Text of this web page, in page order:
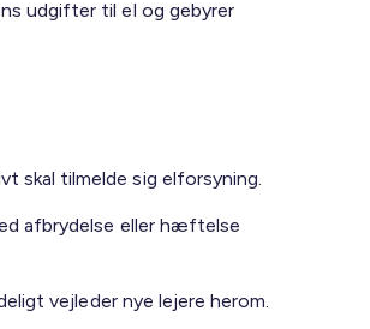
udgifter til el og gebyrer
skal tilmelde sig elforsyning.
afbrydelse eller hæftelse
vejleder nye lejere herom.